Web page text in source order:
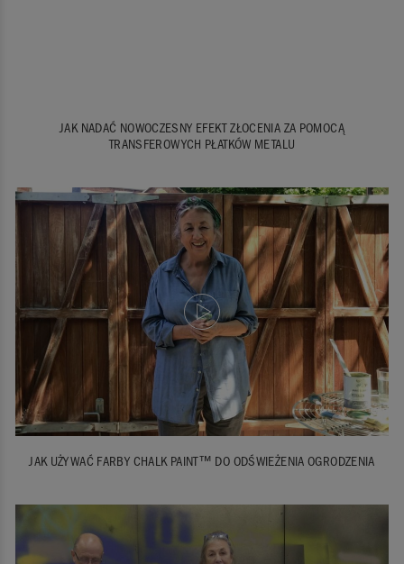
JAK NADAĆ NOWOCZESNY EFEKT ZŁOCENIA ZA POMOCĄ
TRANSFEROWYCH PŁATKÓW METALU
JAK UŻYWAĆ FARBY CHALK PAINT™ DO ODŚWIEŻENIA OGRODZENIA